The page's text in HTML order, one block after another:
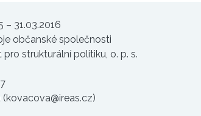
– 31.03.2016
občanské společnosti
pro strukturální politiku, o. p. s.